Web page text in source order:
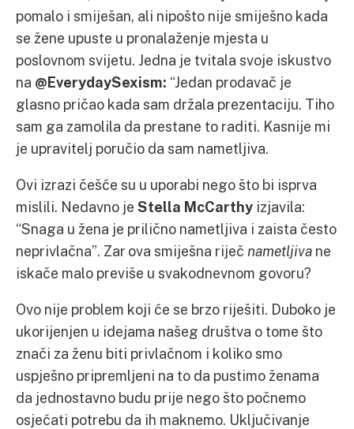
pomalo i smiješan, ali nipošto nije smiješno kada
se žene upuste u pronalaženje mjesta u
poslovnom svijetu. Jedna je tvitala svoje iskustvo
na @EverydaySexism: “Jedan prodavač je
glasno pričao kada sam držala prezentaciju. Tiho
sam ga zamolila da prestane to raditi. Kasnije mi
je upravitelj poručio da sam nametljiva.
Ovi izrazi češće su u uporabi nego što bi isprva
mislili. Nedavno je Stella McCarthy izjavila:
“Snaga u žena je prilično nametljiva i zaista često
neprivlačna”. Zar ova smiješna riječ nametljiva ne
iskače malo previše u svakodnevnom govoru?
Ovo nije problem koji će se brzo riješiti. Duboko je
ukorijenjen u idejama našeg društva o tome što
znači za ženu biti privlačnom i koliko smo
uspješno pripremljeni na to da pustimo ženama
da jednostavno budu prije nego što počnemo
osjećati potrebu da ih maknemo. Uključivanje